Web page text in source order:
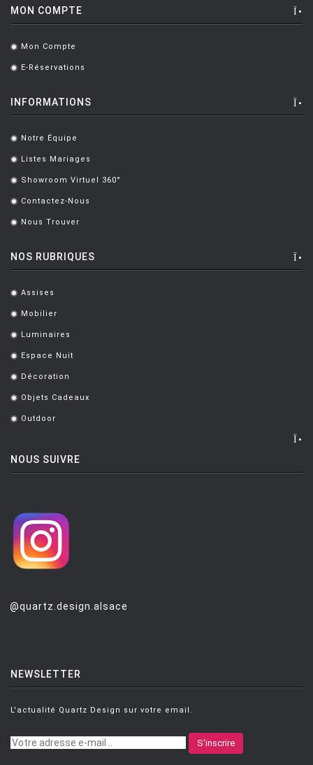
MON COMPTE
. Mon Compte
. E-Réservations
INFORMATIONS
. Notre Équipe
. Listes Mariages
. Showroom Virtuel 360°
. Contactez-Nous
. Nous Trouver
NOS RUBRIQUES
. Assises
. Mobilier
. Luminaires
. Espace Nuit
. Décoration
. Objets Cadeaux
. Outdoor
NOUS SUIVRE
@quartz.design.alsace
NEWSLETTER
L'actualité Quartz Design sur votre email.
S'inscrire